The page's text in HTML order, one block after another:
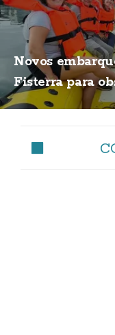
Novos
Fisterra para